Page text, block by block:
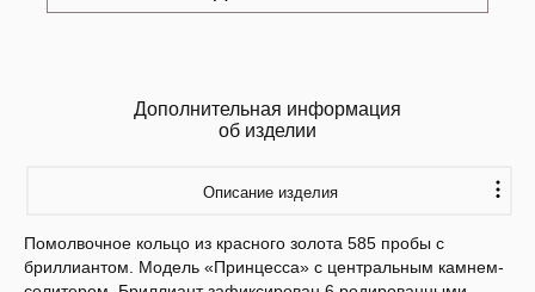
Дополнительная информация
об изделии
Описание изделия
Помолвочное кольцо из красного золота 585 пробы с
бриллиантом. Модель «Принцесса» с центральным камнем-